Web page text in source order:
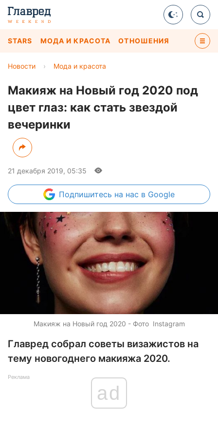
STARS МОДА И КРАСОТА ОТНОШЕНИЯ
Новости › Мода и красота
Макияж на Новый год 2020 под
цвет глаз: как стать звездой
вечеринки
21 декабря 2019, 05:35
Подпишитесь на нас в Google
Макияж на Новый год 2020 - Фото Instagram
Главред собрал советы визажистов на
тему новогоднего макияжа 2020.
Реклама
ad